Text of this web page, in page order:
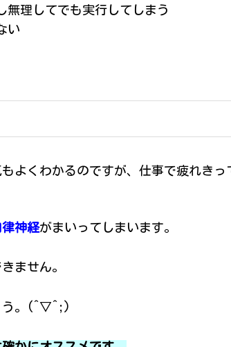
無理してでも実行してしまう
い
よくわかるのですが、仕事で疲れきっ
律神経がまいってしまいます。
ません。
う。(^▽^;)